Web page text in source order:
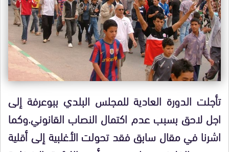
تأجلت الدورة العادية للمجلس البلدي ببوعرفة إلى
اجل لاحق بسبب عدم اكتمال النصاب القانوني.وكما
اشرنا في مقال سابق فقد تحولت الأغلبية إلى أقلية